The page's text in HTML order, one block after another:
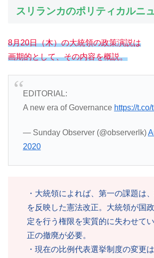
スリランカのポリティカルニ
8月20日（木）の大統領の政策演説は
画期的として、その内容を概説。
EDITORIAL:
A new era of Governance https://
— Sunday Observer (@observerlk)
2020
・大統領によれば、第一の課題は
を反映した憲法改正。大統領が国
定を行う権限を実質的に失わせて
正の撤廃が必要。
・現在の比例代表選挙制度の変更